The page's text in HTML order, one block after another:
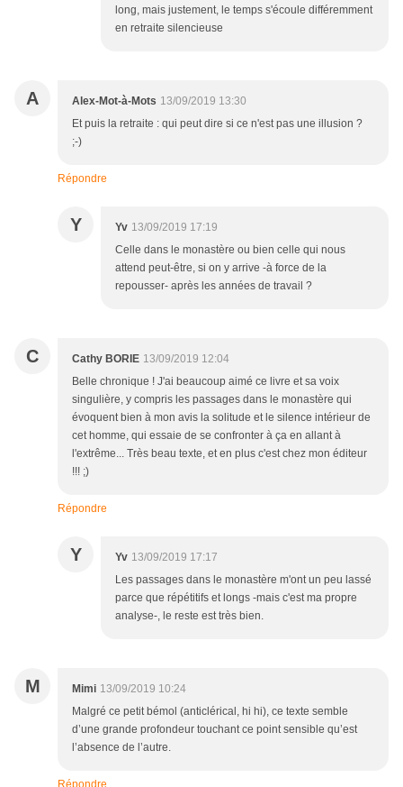
long, mais justement, le temps s'écoule différemment
en retraite silencieuse
A Alex-Mot-à-Mots 13/09/2019 13:30
Et puis la retraite : qui peut dire si ce n'est pas une illusion ?
;-)
Répondre
Y Yv 13/09/2019 17:19
Celle dans le monastère ou bien celle qui nous
attend peut-être, si on y arrive -à force de la
repousser- après les années de travail ?
C Cathy BORIE 13/09/2019 12:04
Belle chronique ! J'ai beaucoup aimé ce livre et sa voix
singulière, y compris les passages dans le monastère qui
évoquent bien à mon avis la solitude et le silence intérieur de
cet homme, qui essaie de se confronter à ça en allant à
l'extrême... Très beau texte, et en plus c'est chez mon éditeur
!!! ;)
Répondre
Y Yv 13/09/2019 17:17
Les passages dans le monastère m'ont un peu lassé
parce que répétitifs et longs -mais c'est ma propre
analyse-, le reste est très bien.
M Mimi 13/09/2019 10:24
Malgré ce petit bémol (anticlérical, hi hi), ce texte semble
d’une grande profondeur touchant ce point sensible qu’est
l’absence de l’autre.
Répondre